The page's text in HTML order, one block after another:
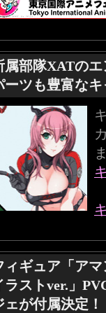
属部隊XATの
ーツも豊富な
ィギュア「ア
ラストver.」
ェが付属決定！